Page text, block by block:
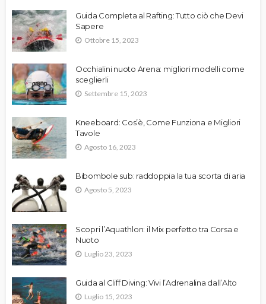
Guida Completa al Rafting: Tutto ciò che Devi
Sapere
Ottobre 15, 2023
Occhialini nuoto Arena: migliori modelli come
sceglierli
Settembre 15, 2023
Kneeboard: Cos’è, Come Funziona e Migliori
Tavole
Agosto 16, 2023
Bibombole sub: raddoppia la tua scorta di aria
Agosto 5, 2023
Scopri l’Aquathlon: il Mix perfetto tra Corsa e
Nuoto
Luglio 23, 2023
Guida al Cliff Diving: Vivi l’Adrenalina dall’Alto
Luglio 15, 2023